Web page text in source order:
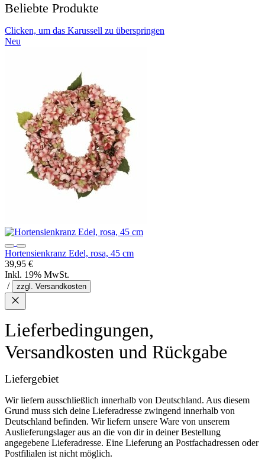
Beliebte Produkte
Clicken, um das Karussell zu überspringen
Neu
Hortensienkranz Edel, rosa, 45 cm
39,95 €
Inkl. 19% MwSt.
/
zzgl. Versandkosten
Lieferbedingungen,
Versandkosten und Rückgabe
Liefergebiet
Wir liefern ausschließlich innerhalb von Deutschland. Aus diesem
Grund muss sich deine Lieferadresse zwingend innerhalb von
Deutschland befinden. Wir liefern unsere Ware von unserem
Auslieferungslager aus an die von dir in deiner Bestellung
angegebene Lieferadresse. Eine Lieferung an Postfachadressen oder
Postfilialen ist nicht möglich.